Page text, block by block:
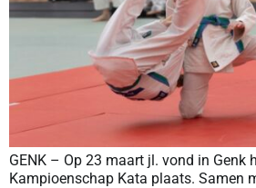
GENK – Op 23 maart jl. vond in Genk
Kampioenschap Kata plaats. Samen